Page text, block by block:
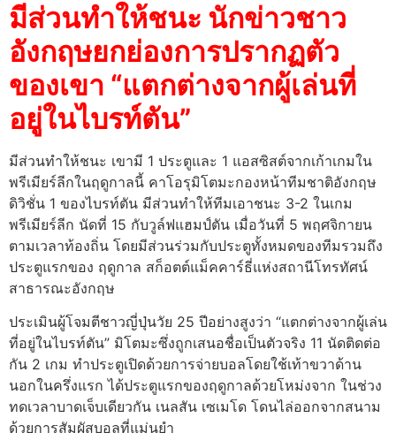
มีส่วนทำให้ชนะ นักข่าวชาว
อังกฤษยกย่องการปรากฏตัว
ของเขา “แตกต่างจากผู้เล่นที่
อยู่ในไบรท์ตัน”
มีส่วนทำให้ชนะ เขามี 1 ประตูและ 1 แอสซิสต์จากเก้าเกมใน
พรีเมียร์ลีกในฤดูกาลนี้ คาโอรุมิโตมะกองหน้าทีมชาติอังกฤษ
ดิวิชั่น 1 ของไบรท์ตัน มีส่วนทำให้ทีมเอาชนะ 3-2 ในเกม
พรีเมียร์ลีก นัดที่ 15 กับวูล์ฟแฮมป์ตัน เมื่อวันที่ 5 พฤศจิกายน
ตามเวลาท้องถิ่น โดยมีส่วนร่วมกับประตูทั้งหมดของทีมรวมถึง
ประตูแรกของ ฤดูกาล สก็อตต์แม็คคาร์ธี่แห่งสถานีโทรทัศน์
สาธารณะอังกฤษ
ประเมินผู้โจมตีชาวญี่ปุ่นวัย 25 ปีอย่างสูงว่า “แตกต่างจากผู้เล่น
ที่อยู่ในไบรท์ตัน” มิโตมะซึ่งถูกเสนอชื่อเป็นตัวจริง 11 นัดติดต่อ
กัน 2 เกม ทำประตูเปิดด้วยการจ่ายบอลโดยใช้เท้าขวาด้าน
นอกในครึ่งแรก ได้ประตูแรกของฤดูกาลด้วยโหม่งจาก ในช่วง
ทดเวลาบาดเจ็บเดียวกัน เนลสัน เซเมโด โดนไล่ออกจากสนาม
ด้วยการสัมผัสบอลที่แม่นยำ